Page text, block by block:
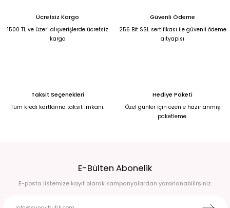
2.400,00 TL
Broş Detaylı Simli Koyu Kırmızı Yırtmaçlı Uzun Abiye Elbise 48
Ücretsiz Kargo
1500 TL ve üzeri alışverişlerde ücretsiz
kargo
Güvenli Ödeme
256 Bit SSL sertifikası ile güvenli ödeme
altyapısı
Taksit Seçenekleri
Tüm kredi kartlarına taksit imkanı.
Hediye Paketi
Özel günler için özenle hazırlanmış
paketleme.
E-Bülten Abonelik
E-posta listemize kayıt olarak kampanyalardan yararlanabilirsiniz.